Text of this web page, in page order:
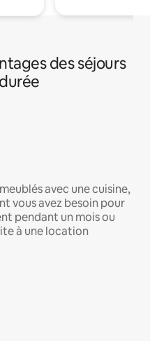
des séjours
avec une cuisine,
vous avez besoin pour
pendant un mois ou
à une location